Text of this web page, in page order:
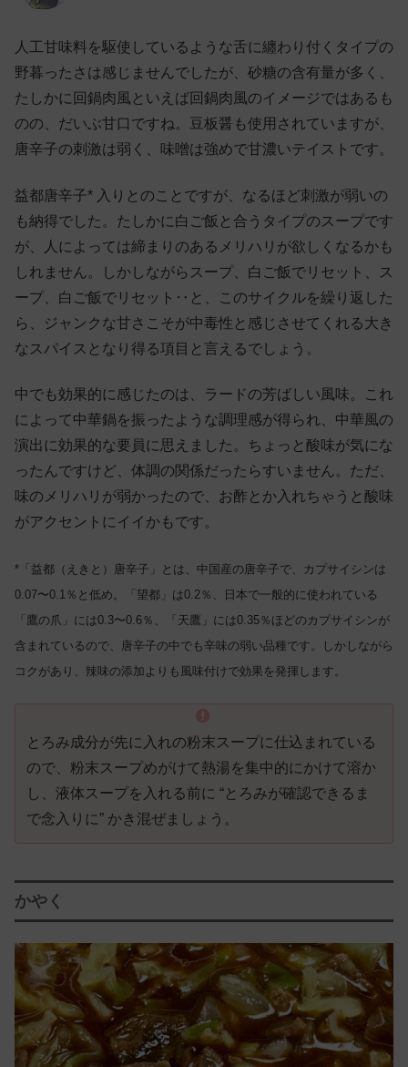
人工甘味料を駆使しているような舌に纏わり付くタイプの
野暮ったさは感じませんでしたが、砂糖の含有量が多く、
たしかに回鍋肉風といえば回鍋肉風のイメージではあるも
のの、だいぶ甘口ですね。豆板醤も使用されていますが、
唐辛子の刺激は弱く、味噌は強めで甘濃いテイストです。
益都唐辛子* 入りとのことですが、なるほど刺激が弱いの
も納得でした。たしかに白ご飯と合うタイプのスープです
が、人によっては締まりのあるメリハリが欲しくなるかも
しれません。しかしながらスープ、白ご飯でリセット、ス
ープ、白ご飯でリセット‥と、このサイクルを繰り返した
ら、ジャンクな甘さこそが中毒性と感じさせてくれる大き
なスパイスとなり得る項目と言えるでしょう。
中でも効果的に感じたのは、ラードの芳ばしい風味。これ
によって中華鍋を振ったような調理感が得られ、中華風の
演出に効果的な要員に思えました。ちょっと酸味が気にな
ったんですけど、体調の関係だったらすいません。ただ、
味のメリハリが弱かったので、お酢とか入れちゃうと酸味
がアクセントにイイかもです。
*「益都（えきと）唐辛子」とは、中国産の唐辛子で、カプサイシンは
0.07〜0.1％と低め。「望都」は0.2％、日本で一般的に使われている
「鷹の爪」には0.3〜0.6％、「天鷹」には0.35％ほどのカプサイシンが
含まれているので、唐辛子の中でも辛味の弱い品種です。しかしながら
コクがあり、辣味の添加よりも風味付けで効果を発揮します。
とろみ成分が先に入れの粉末スープに仕込まれている
ので、粉末スープめがけて熱湯を集中的にかけて溶か
し、液体スープを入れる前に “とろみが確認できるま
で念入りに” かき混ぜましょう。
かやく